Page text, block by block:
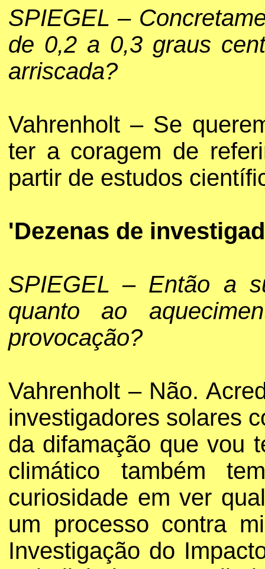
SPIEGEL –
de 0,2 a 0,3 graus
arriscada?
Vahrenholt – Se
ter a coragem de
partir de estudos
'Dezenas de
SPIEGEL – Então a
quanto ao
provocação?
Vahrenholt – Não.
investigadores solares
da difamação que vou
climático também
curiosidade em ver
um processo contra
Investigação do